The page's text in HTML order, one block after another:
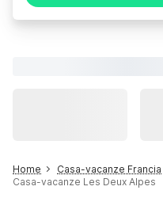
Home Casa-vacanze Francia
Casa-vacanze Les Deux Alpes